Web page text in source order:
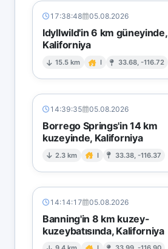
17:38:48 05.08.2026
Idyllwild'in 6 km güneyinde,
Kaliforniya
15.5 km I 33.68, -116.72
14:39:35 05.08.2026
Borrego Springs'in 14 km
kuzeyinde, Kaliforniya
2.3 km I 33.38, -116.37
14:14:17 05.08.2026
Banning'in 8 km kuzey-
kuzeybatısında, Kaliforniya